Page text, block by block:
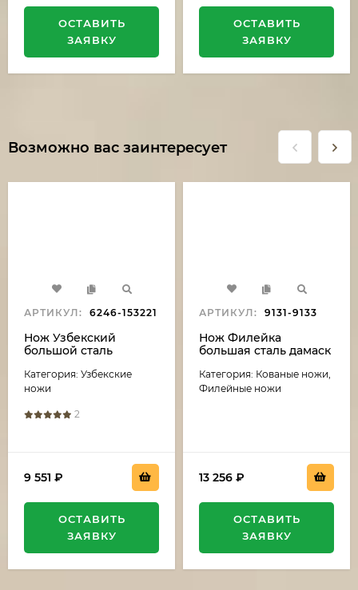
ОСТАВИТЬ
ЗАЯВКУ
ОСТАВИТЬ
ЗАЯВКУ
Возможно вас заинтересует
АРТИКУЛ: 6246-153221
Нож Узбекский
большой сталь
черный граб
Категория: Узбекские
ножи
2
9 551 ₽
ОСТАВИТЬ
ЗАЯВКУ
АРТИКУЛ: 9131-9133
Нож Филейка
большая сталь дамаск
зеленый и черный
граб
Категория: Кованые ножи,
Филейные ножи
13 256 ₽
ОСТАВИТЬ
ЗАЯВКУ